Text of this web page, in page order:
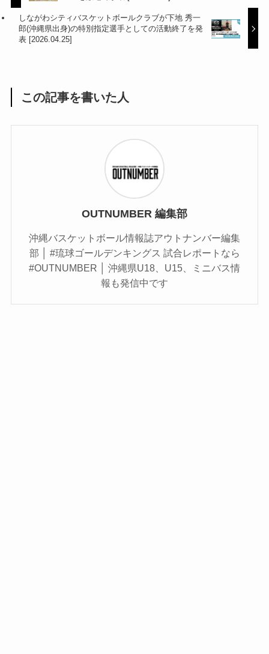
しながわシティバスケットボールクラブが下地 秀一
郎(沖縄県出身)の特別指定選手としての活動終了を発
表 [2026.04.25]
この記事を書いた人
OUTNUMBER 編集部
沖縄バスケットボール情報誌アウトナンバー編集
部 │ #琉球ゴールデンキングス 試合レポートなら
#OUTNUMBER │ 沖縄県U18、U15、ミニバス情
報も発信中です